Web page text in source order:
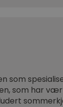
som
som har